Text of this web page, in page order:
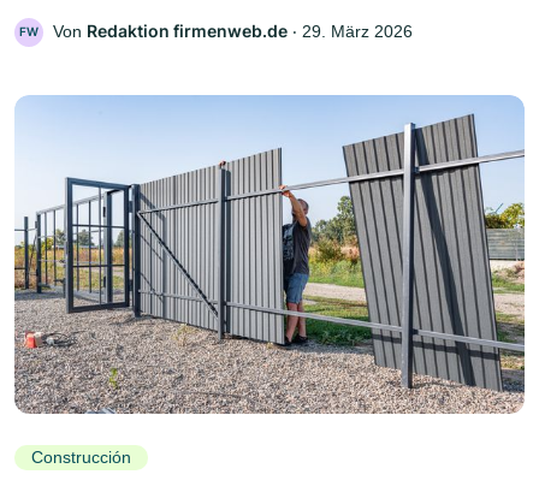
FW Von Redaktion firmenweb.de ‧ 29. März 2026
Construcción